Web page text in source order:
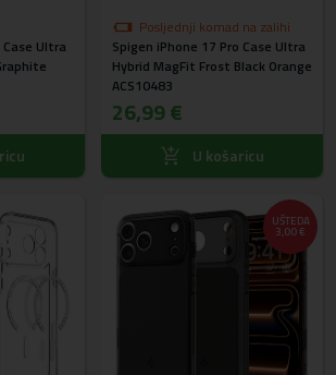
Case Ultra
Posljednji komad na zalihi
Spigen iPhone 17 Pro Case Ultra
Hybrid MagFit Frost Black Orange
ACS10483
26,99 €
U košaricu
UŠTEDA
3,00 €